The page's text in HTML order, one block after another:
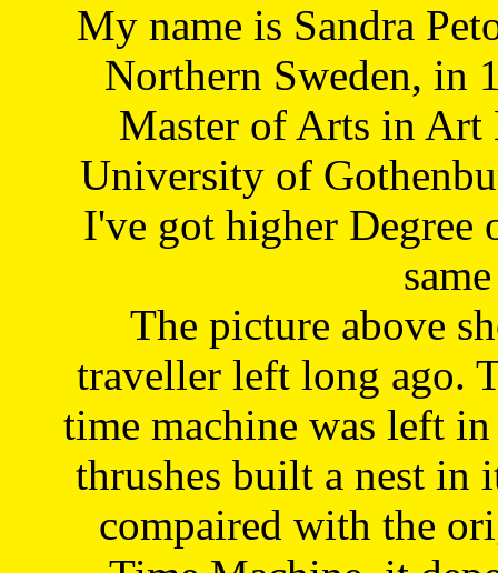
My name is Sandra
Northern Sweden, in
Master of Arts in Art
University of
I've got higher Degree
The picture above
traveller left long ago.
time machine was left
thrushes built a nest in
compaired with the